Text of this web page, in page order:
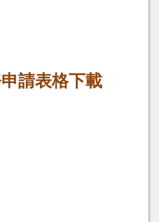
請表格下載